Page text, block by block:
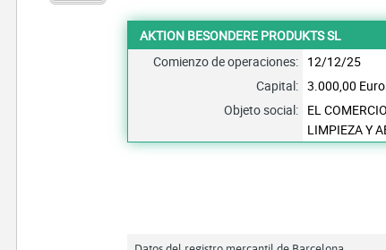
AKTION BESONDERE PRODUKTS SL
Comienzo de operaciones: 12/12/25
Capital: 3.000,00
Objeto social: EL
LIMPIEZA Y